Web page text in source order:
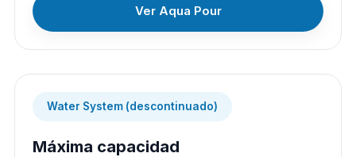
Ver Aqua Pour
Water System (descontinuado)
Máxima capacidad